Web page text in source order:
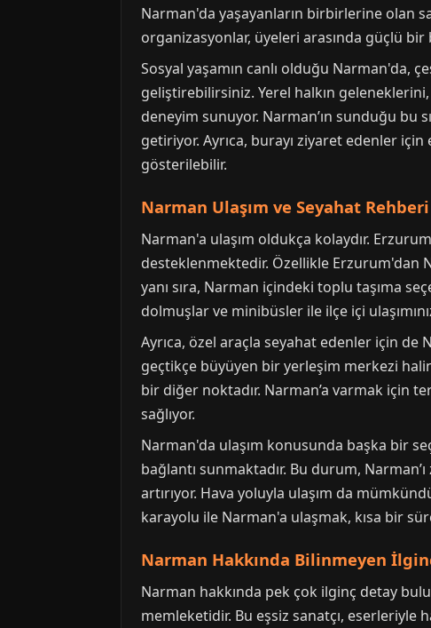
Narman'da yaşayanların birbirlerine olan
organizasyonlar, üyeleri arasında güçlü
Sosyal yaşamın canlı olduğu Narman'da,
geliştirebilirsiniz. Yerel halkın
deneyim sunuyor. Narman’ın sunduğu bu
getiriyor. Ayrıca, burayı ziyaret edenler
gösterilebilir.
Narman Ulaşım ve Seyahat Rehberi
Narman'a ulaşım oldukça kolaydır.
desteklenmektedir. Özellikle Erzurum'dan
yanı sıra, Narman içindeki toplu taşıma
dolmuşlar ve minibüsler ile ilçe içi
Ayrıca, özel araçla seyahat edenler için
geçtikçe büyüyen bir yerleşim merkezi
bir diğer noktadır. Narman’a varmak için
sağlıyor.
Narman'da ulaşım konusunda başka bir
bağlantı sunmaktadır. Bu durum,
artırıyor. Hava yoluyla ulaşım da
karayolu ile Narman'a ulaşmak, kısa bir
Narman Hakkında Bilinmeyen
Narman hakkında pek çok ilginç detay
memleketidir. Bu eşsiz sanatçı, eserleriyle